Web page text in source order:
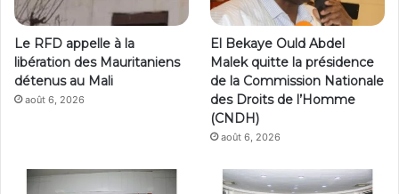
Le RFD appelle à la
libération des Mauritaniens
détenus au Mali
août 6, 2026
El Bekaye Ould Abdel
Malek quitte la présidence
de la Commission Nationale
des Droits de l’Homme
(CNDH)
août 6, 2026